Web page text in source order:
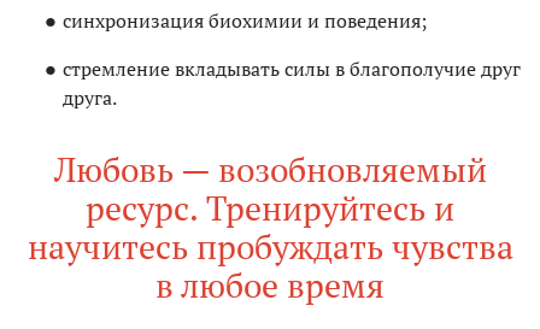
синхронизация биохимии и поведения;
стремление вкладывать силы в благополучие друг
друга.
Любовь — возобновляемый
ресурс. Тренируйтесь и
научитесь пробуждать чувства
в любое время